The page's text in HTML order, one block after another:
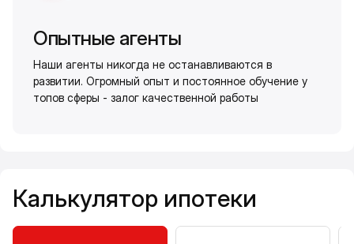
Опытные агенты
Наши агенты никогда не останавливаются в
развитии. Огромный опыт и постоянное обучение у
топов сферы - залог качественной работы
Калькулятор ипотеки